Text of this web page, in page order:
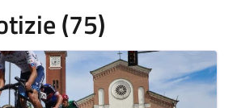
(75)